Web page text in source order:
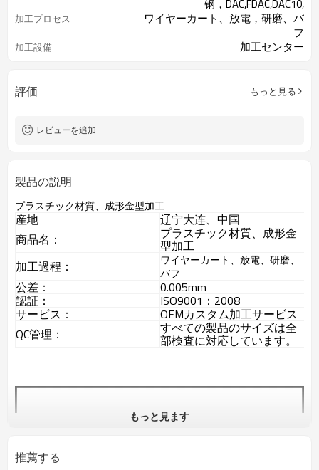
钢，DAC,FDAC,DAC10,
加工プロセス
ワイヤーカート、放電，研磨、バ
フ
加工設備 加工センター
評価 もっと見る
レビューを追加
製品の説明
プラスチック材質、成形金型加工
産地
辽宁大连、中国
商品名：
プラスチック材質、成形金
型加工
加工過程：
ワイヤーカート、放電、研磨、
バフ
公差： 0.005mm
認証： ISO9001：2008
サービス：
OEMカスタム加工サービス
QC管理：
すべての製品のサイズは全
部検査に対応しています。
もっと見ます
推薦する